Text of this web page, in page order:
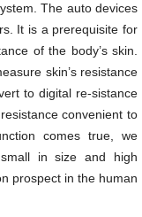
The auto devices
It is a prerequisite for
of the body’s skin.
skin’s resistance
to digital re-sistance
convenient to
comes true, we
in size and high
prospect in the human